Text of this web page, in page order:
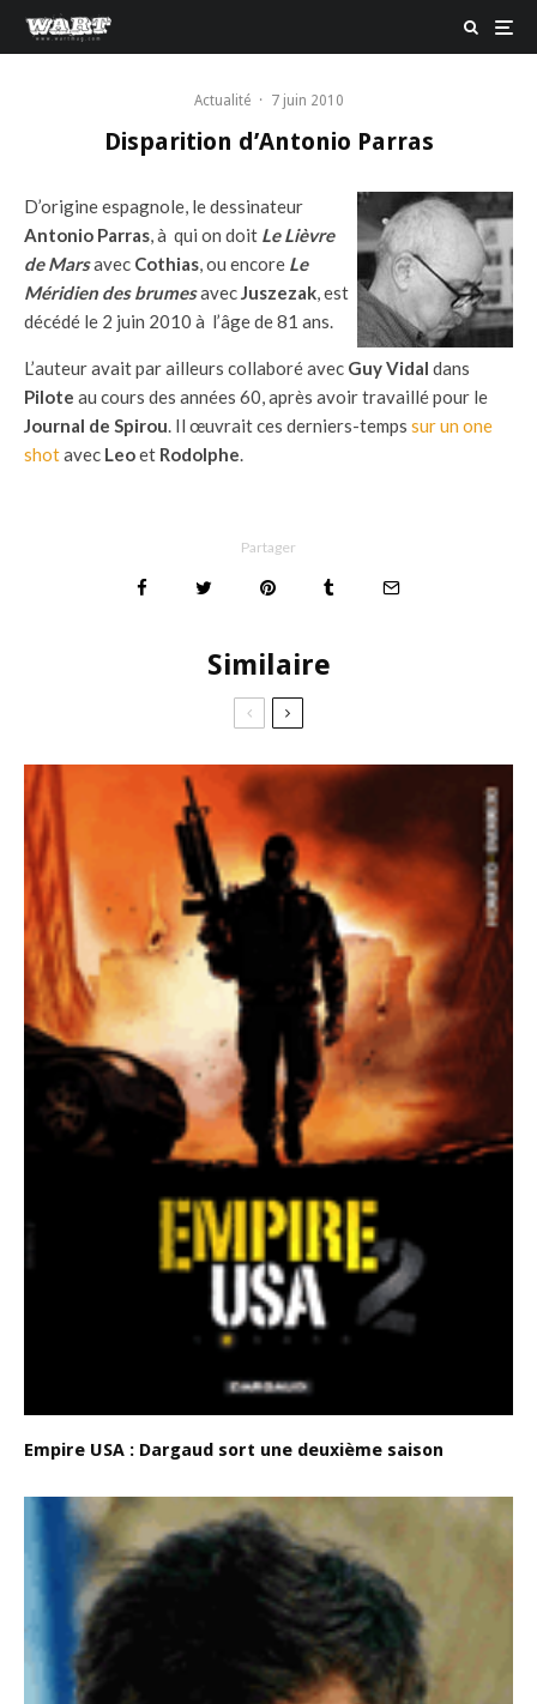
Actualité · 7 juin 2010
Disparition d’Antonio Parras
D’origine espagnole, le dessinateur
Antonio Parras, à qui on doit Le Lièvre
de Marsavec Cothias, ou encore Le
Méridien des brumesavecJuszezak, est
décédé le 2 juin 2010 à l’âge de 81 ans.
L’auteur avait par ailleurs collaboré avec Guy Vidal dans
Pilote au cours des années 60, après avoir travaillé pour le
Journal de Spirou. Il œuvrait ces derniers-temps sur un one
shotavec Leoet Rodolphe.
Partager
Similaire
Empire USA : Dargaud sort une deuxième saison